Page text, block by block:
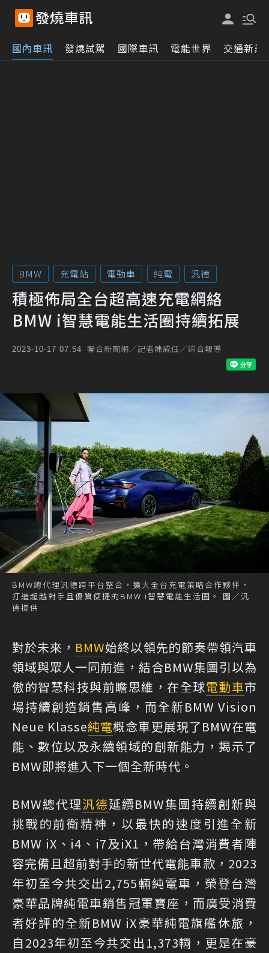
國內車訊 發燒試駕 國際車訊 電能世界 交通新訊
BMW 充電站 電動車 純電 汎德
積極佈局全台超高速充電網絡
BMW i智慧電能生活圈持續拓展
2023-10-17 07:54 聯合新聞網／記者陳威任／綜合報導
BMW總代理汎德跨平台整合，擴大全台充電策略合作夥伴，
打造超越對手且優質便捷的BMW i智慧電能生活圈。 圖／汎
德提供
對於未來， BMW始終以領先的節奏帶領汽車
領域與眾人一同前進，結合BMW集團引以為
傲的智慧科技與前瞻思維，在全球電動車市
場持續創造銷售高峰，而全新BMW Vision
Neue Klasse純電概念車更展現了BMW在電
能、數位以及永續領域的創新能力，揭示了
BMW即將進入下一個全新時代。
BMW總代理汎德延續BMW集團持續創新與
挑戰的前衛精神，以最快的速度引進全新
BMW iX、i4、i7及iX1，帶給台灣消費者陣
容完備且超前對手的新世代電能車款，2023
年初至今共交出2,755輛純電車，榮登台灣
豪華品牌純電車銷售冠軍寶座，而廣受消費
者好評的全新BMW iX豪華純電旗艦休旅，
自2023年初至今共交出1,373輛，更是在豪